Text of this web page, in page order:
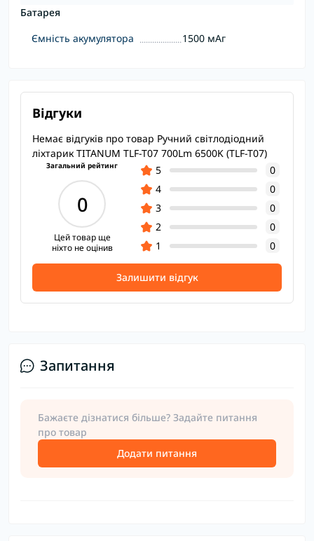
Батарея
Ємність акумулятора
1500 мАг
Відгуки
Немає відгуків про товар Ручний світлодіодний
ліхтарик TITANUM TLF-T07 700Lm 6500K (TLF-T07)
Загальний рейтинг
0
Цей товар ще
ніхто не оцінив
5
0
4
0
3
0
2
0
1
0
Залишити відгук
Запитання
Бажаєте дізнатися більше? Задайте питання
про товар
Додати питання